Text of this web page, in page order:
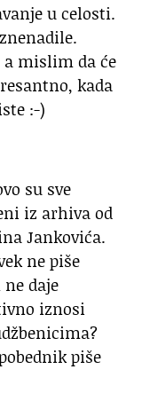
u celosti.
a mislim da će
kada
:-)
su sve
iz arhiva od
Jankovića.
ne piše
daje
iznosi
piše